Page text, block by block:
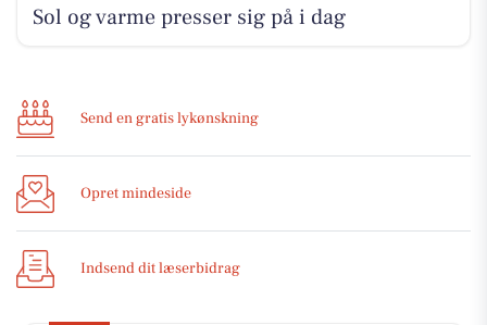
Sol og varme presser sig på i dag
Send en gratis lykønskning
Opret mindeside
Indsend dit læserbidrag